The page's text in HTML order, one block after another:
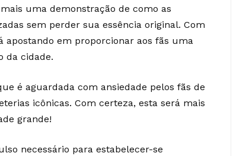
uma demonstração de como as
sem perder sua essência original. Com
apostando em proporcionar aos fãs uma
da cidade.
é aguardada com ansiedade pelos fãs de
icônicas. Com certeza, esta será mais
grande!
necessário para estabelecer-se